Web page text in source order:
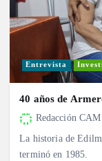
Entrevista
40 años de
Redacción CAM
La historia de
terminó en 1985.